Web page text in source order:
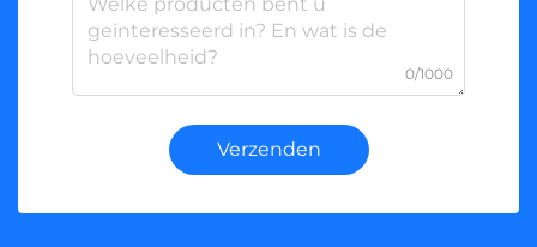
0/1000
Verzenden